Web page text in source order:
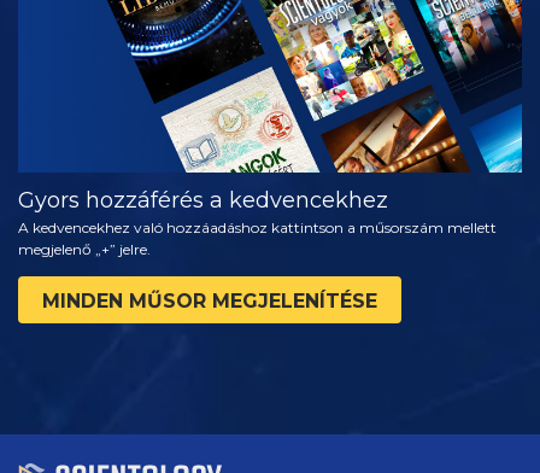
Gyors hozzáférés a kedvencekhez
A kedvencekhez való hozzáadáshoz kattintson a műsorszám mellett
megjelenő „+” jelre.
MINDEN MŰSOR MEGJELENÍTÉSE